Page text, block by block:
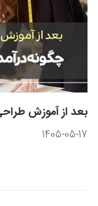
بعد از آموزش
1405-05-17